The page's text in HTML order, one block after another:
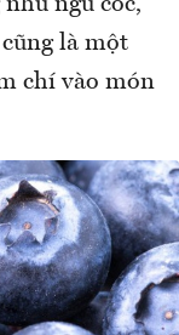
ngũ cốc,
là một
chí vào món